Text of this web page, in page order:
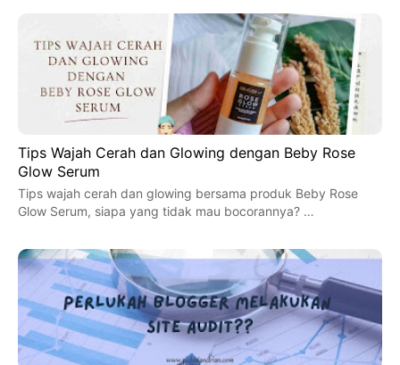
Tips Wajah Cerah dan Glowing dengan Beby Rose
Glow Serum
Tips wajah cerah dan glowing bersama produk Beby Rose
Glow Serum, siapa yang tidak mau bocorannya? …